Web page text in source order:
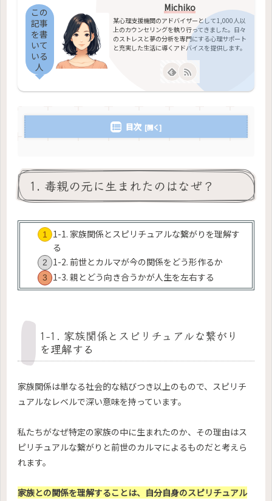
この
記事
を書
いて
いる
人
Michiko
某心理支援機関のアドバイザーとして1,000人以
上のカウンセリングを執り行ってきました。日々
のストレスと夢の分析を専門にする心理サポート
と充実した生活に導くアドバイスを提供します。
目次
1. 毒親の元に生まれたのはなぜ？
1-1. 家族関係とスピリチュアルな繋がりを理解す
る
1-2. 前世とカルマが今の関係をどう形作るか
1-3. 親とどう向き合うかが人生を左右する
1-1. 家族関係とスピリチュアルな繋がり
を理解する
家族関係は単なる社会的な結びつき以上のもので、スピリチ
ュアルなレベルで深い意味を持っています。
私たちがなぜ特定の家族の中に生まれたのか、その理由はス
ピリチュアルな繋がりと前世のカルマによるものだと考えら
れます。
家族との関係を理解することは、自分自身のスピリチュアル